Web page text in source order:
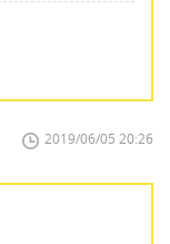
2019/06/05 20:26